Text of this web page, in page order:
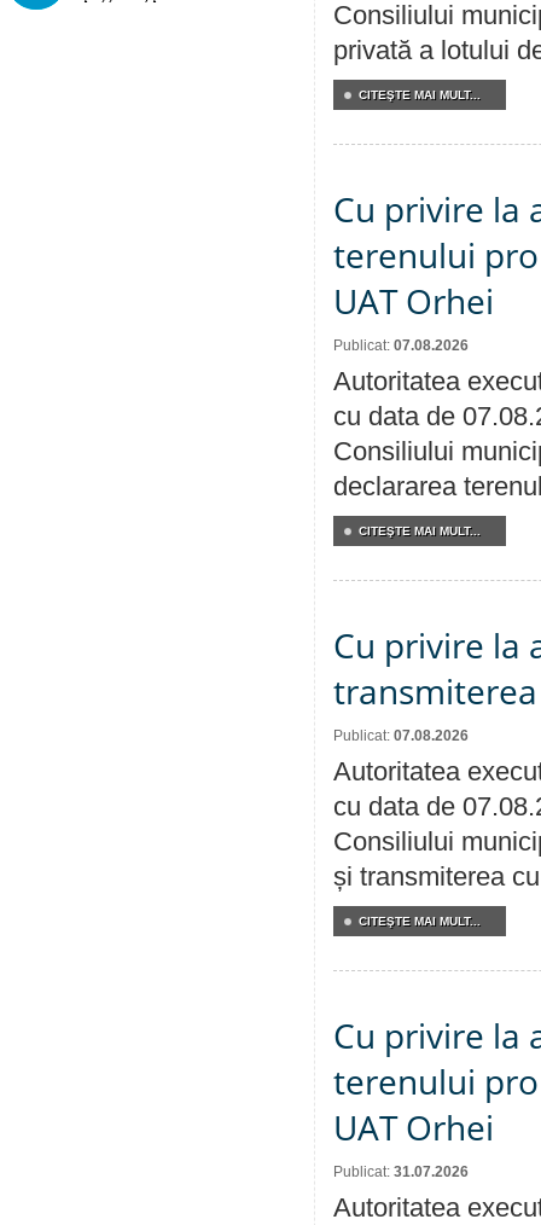
Consiliului
privată a lotului
CITEŞTE MAI MULT...
Cu privire la
terenului
UAT Orhei
Publicat: 07.08.2026
Autoritatea
cu data de
Consiliului
declararea
CITEŞTE MAI MULT...
Cu privire la
Publicat: 07.08.2026
Autoritatea
cu data de
Consiliului
și transmiterea
CITEŞTE MAI MULT...
Cu privire la
terenului
UAT Orhei
Publicat: 31.07.2026
Autoritatea